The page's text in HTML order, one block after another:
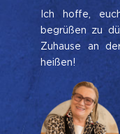
Ich hoffe,
begrüßen zu
Zuhause an
heißen!